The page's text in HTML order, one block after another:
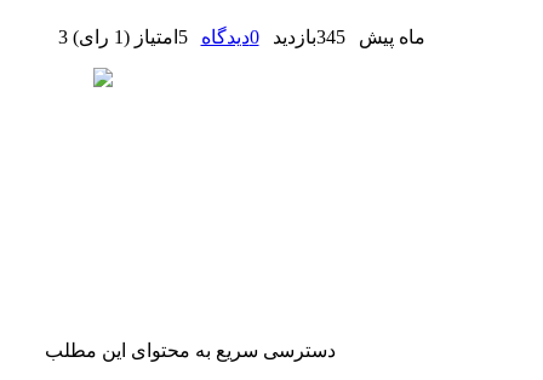
3 ماه پیش 345بازدید 0دیدگاه 5 امتیاز (1 رای )
دسترسی سریع به محتوای این مطلب